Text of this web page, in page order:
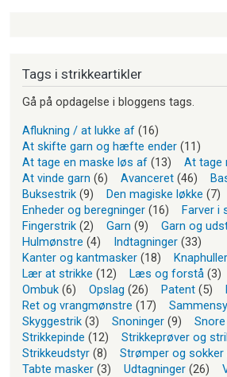
Tags i strikkeartikler
Gå på opdagelse i bloggens tags.
Aflukning / at lukke af (16)
At skifte garn og hæfte ender (11)
At tage en maske løs af (13) At tage
At vinde garn (6) Avanceret (46)
Buksestrik (9) Den magiske løkke (7)
Enheder og beregninger (16) Farver i
Fingerstrik (2) Garn (9) Garn og
Hulmønstre (4) Indtagninger (33)
Kanter og kantmasker (18) Knaphuller
Lær at strikke (12) Læs og forstå (3)
Ombuk (6) Opslag (26) Patent (5)
Ret og vrangmønstre (17)
Skyggestrik (3) Snoninger (9) Snore
Strikkepinde (12) Strikkeprøver og
Strikkeudstyr (8) Strømper og sokker
Tabte masker (3) Udtagninger (26)